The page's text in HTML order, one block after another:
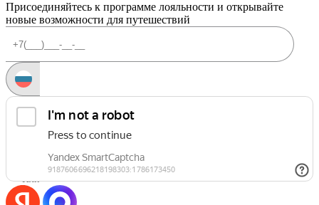
Присоединяйтесь к программе лояльности и открывайте
новые возможности для путешествий
Запросить код
Уже есть аккаунт?Войти
Или